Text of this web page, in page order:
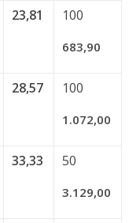
23,81 100
683,90
28,57 100
1.072,00
33,33 50
3.129,00